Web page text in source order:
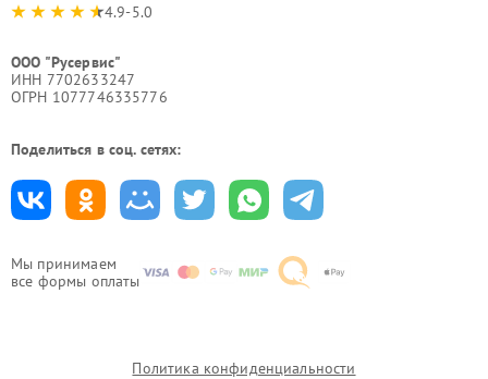
Мы принимаем
все формы оплаты
4.9-5.0
ООО "Русервис"
ИНН 7702633247
ОГРН 1077746335776
Поделиться в соц. сетях:
Политика конфиденциальности